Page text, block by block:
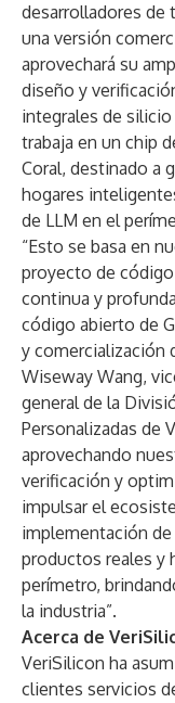
desarrolladores de
una versión
aprovechará su
diseño y
integrales de
trabaja en un chip
Coral, destinado a
hogares
de LLM en el
“Esto se basa en
proyecto de
continua y
código abierto de
y comercialización
Wiseway Wang,
general de la
Personalizadas de
aprovechando
verificación y
impulsar el
implementación
productos reales y
perímetro,
la industria”.
Acerca de
VeriSilicon ha
clientes servicios